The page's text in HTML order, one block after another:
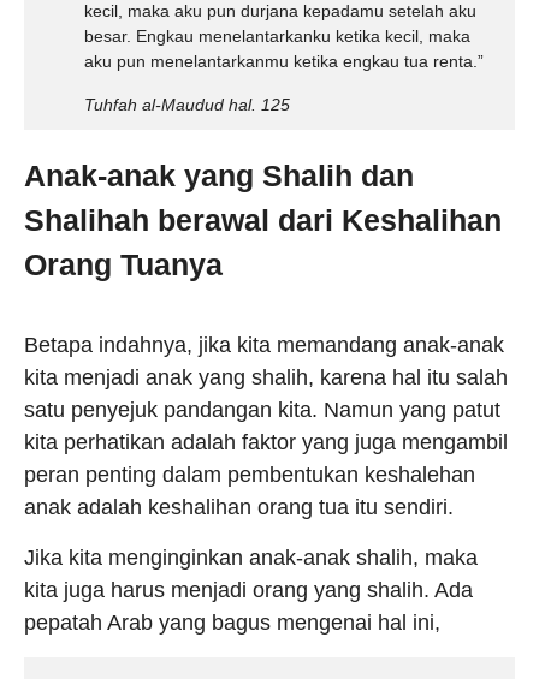
kecil, maka aku pun durjana kepadamu setelah aku
besar. Engkau menelantarkanku ketika kecil, maka
aku pun menelantarkanmu ketika engkau tua renta.”
Tuhfah al-Maudud hal. 125
Anak-anak yang Shalih dan
Shalihah berawal dari Keshalihan
Orang Tuanya
Betapa indahnya, jika kita memandang anak-anak
kita menjadi anak yang shalih, karena hal itu salah
satu penyejuk pandangan kita. Namun yang patut
kita perhatikan adalah faktor yang juga mengambil
peran penting dalam pembentukan keshalehan
anak adalah keshalihan orang tua itu sendiri.
Jika kita menginginkan anak-anak shalih, maka
kita juga harus menjadi orang yang shalih. Ada
pepatah Arab yang bagus mengenai hal ini,